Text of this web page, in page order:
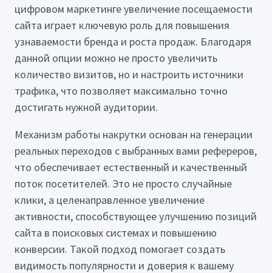
цифровом маркетинге увеличение посещаемости
сайта играет ключевую роль для повышения
узнаваемости бренда и роста продаж. Благодаря
данной опции можно не просто увеличить
количество визитов, но и настроить источники
трафика, что позволяет максимально точно
достигать нужной аудитории.
Механизм работы накрутки основан на генерации
реальных переходов с выбранных вами рефереров,
что обеспечивает естественный и качественный
поток посетителей. Это не просто случайные
клики, а целенаправленное увеличение
активности, способствующее улучшению позиций
сайта в поисковых системах и повышению
конверсии. Такой подход помогает создать
видимость популярности и доверия к вашему